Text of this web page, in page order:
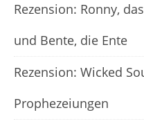
Rezension: Ronny,
und Bente, die Ente
Rezension: Wicked
Prophezeiungen